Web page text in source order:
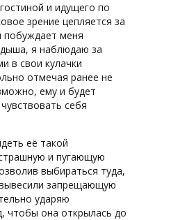
и идущего по
зрение цепляется за
побуждает меня
дыша, я наблюдаю за
в свои кулачки
отмечая ранее не
ему и будет
себя
её такой
и пугающую
выбираться туда,
запрещающую
ударяю
чтобы она открылась до